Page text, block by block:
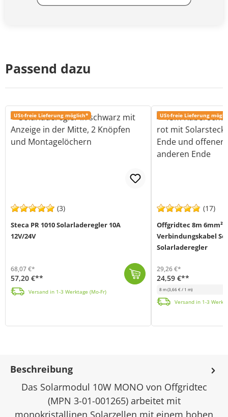
Passend dazu
USt-freie Lieferung möglich*
(3)
Steca PR 1010 Solarladeregler 10A
12V/24V
68,07 €*
57,20 €**
Versand in 1-3 Werktage (Mo-Fr)
USt-freie Lieferung
(17)
Offgridtec 8m 6mm²
Verbindungskabel
Solarladeregler
29,26 €*
24,59 €**
8 m(3,66 € / 1 m)
Versand in 1-3
Beschreibung
Das Solarmodul 10W MONO von Offgridtec
(MPN 3-01-001265) arbeitet mit